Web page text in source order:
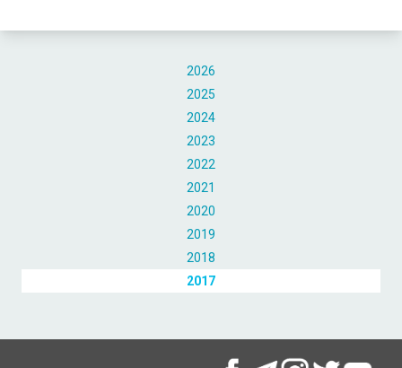
2026
2025
2024
2023
2022
2021
2020
2019
2018
2017